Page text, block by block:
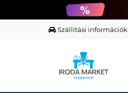
Szállítási információk